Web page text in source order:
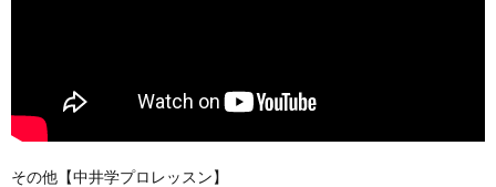
その他【中井学プロレッスン】